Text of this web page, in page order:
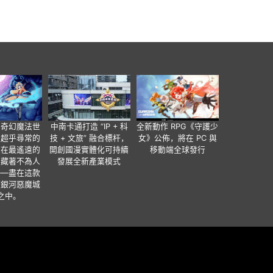
幻魔法世
乎尋常的
最遙遠的
著不為人
盡在這款
河惡魔城
中。
中南卡通打造 “IP + 科
技 + 文旅” 融合標杆，
開創國漫實體化可持續
發展全新產業模式
全新動作 RPG《守護少
女》公佈，將在 PC 與
移動端全球發行